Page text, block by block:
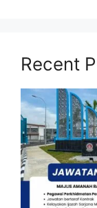
Calon
tahun
setiap
baca
Recent